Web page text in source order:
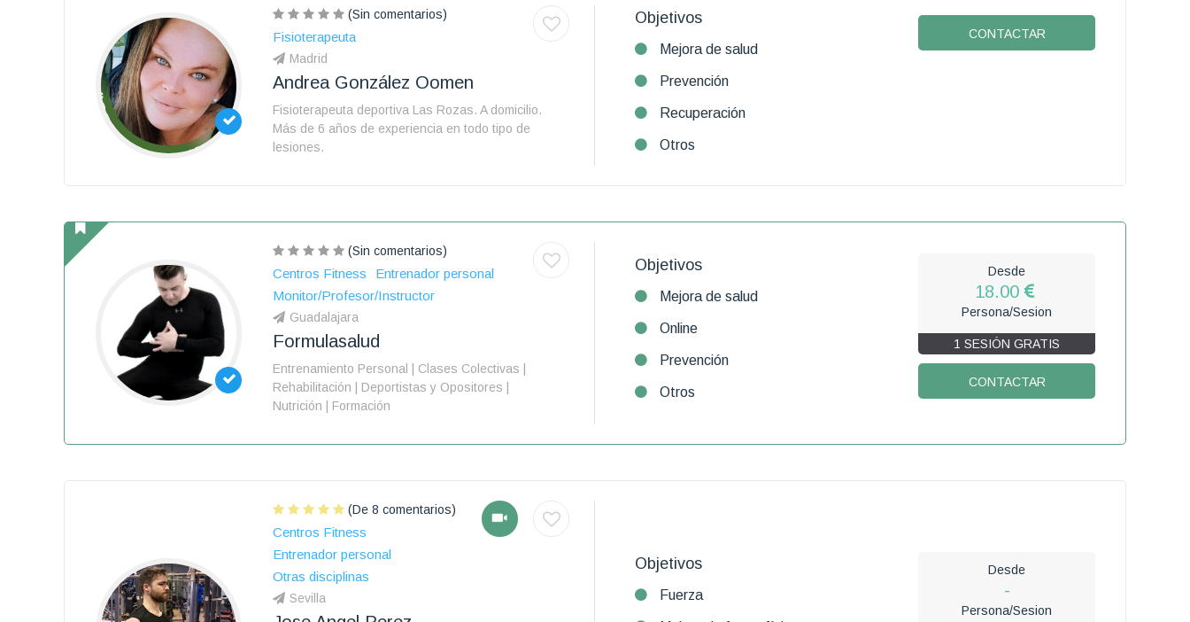
(Sin comentarios)
Fisioterapeuta
Madrid
Andrea González Oomen
Fisioterapeuta deportiva Las Rozas. A domicilio.
Más de 6 años de experiencia en todo tipo de
lesiones.
Objetivos
Mejora de salud
Prevención
Recuperación
Otros
CONTACTAR
(Sin comentarios)
Centros Fitness
Entrenador personal
Monitor/Profesor/Instructor
Guadalajara
Formulasalud
Entrenamiento Personal | Clases Colectivas |
Rehabilitación | Deportistas y Opositores |
Nutrición | Formación
Objetivos
Mejora de salud
Online
Prevención
Otros
Desde
18.00
Persona/Sesion
1 SESIÓN GRATIS
CONTACTAR
(De 8 comentarios)
Centros Fitness
Entrenador personal
Otras disciplinas
Sevilla
Objetivos
Fuerza
Desde
-
Persona/Sesion